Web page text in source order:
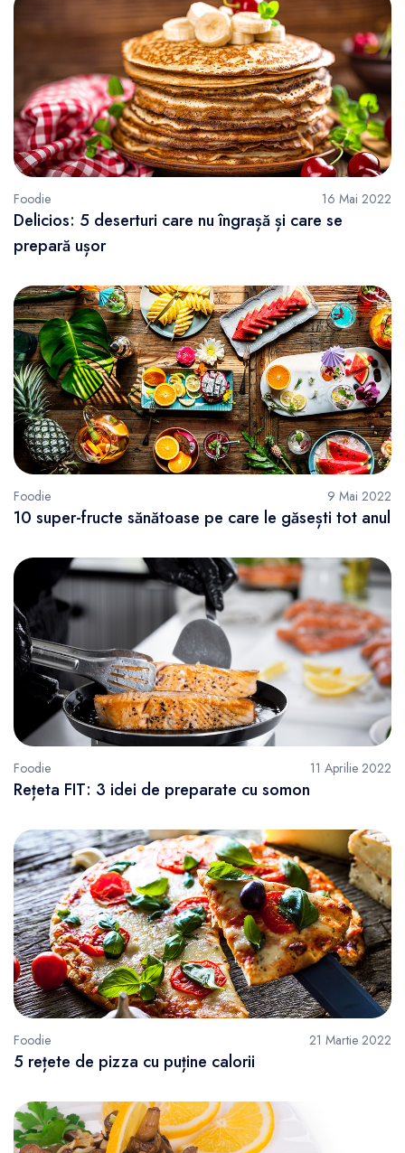
Foodie 16 Mai 2022
Delicios: 5 deserturi care nu îngrașă și care se
prepară ușor
Foodie 9 Mai 2022
10 super-fructe sănătoase pe care le găsești tot anul
Foodie 11 Aprilie 2022
Rețeta FIT: 3 idei de preparate cu somon
Foodie 21 Martie 2022
5 rețete de pizza cu puține calorii